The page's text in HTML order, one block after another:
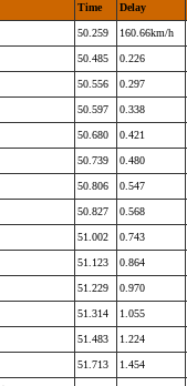
Time Delay
50.259 160.66km/h
50.485 0.226
50.556 0.297
50.597 0.338
50.680 0.421
50.739 0.480
50.806 0.547
50.827 0.568
51.002 0.743
51.123 0.864
51.229 0.970
51.314 1.055
51.483 1.224
51.713 1.454